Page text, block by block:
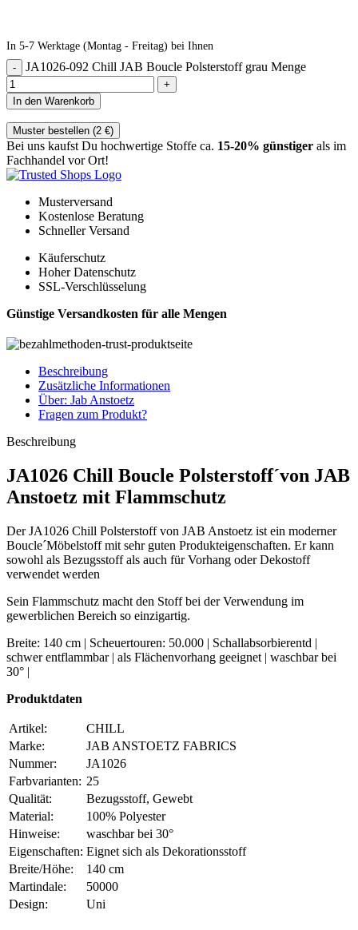
In 5-7 Werktage (Montag - Freitag) bei Ihnen
JA1026-092 Chill JAB Boucle Polsterstoff grau Menge
In den Warenkorb
Muster bestellen (2 €)
Bei uns kaufst Du hochwertige Stoffe ca. 15-20% günstiger als im
Fachhandel vor Ort!
Musterversand
Kostenlose Beratung
Schneller Versand
Käuferschutz
Hoher Datenschutz
SSL-Verschlüsselung
Günstige Versandkosten für alle Mengen
Beschreibung
Zusätzliche Informationen
Über: Jab Anstoetz
Fragen zum Produkt?
Beschreibung
JA1026 Chill Boucle Polsterstoff´von JAB
Anstoetz mit Flammschutz
Der JA1026 Chill Polsterstoff von JAB Anstoetz ist ein moderner
Boucle´Möbelstoff mit sehr guten Produkteigenschaften. Er kann
sowohl als Bezugsstoff als auch für Vorhang oder Dekostoff
verwendet werden
Sein Flammschutz macht den Stoff bei der Verwendung im
gewerblichen Bereich so einzigartig.
Breite: 140 cm | Scheuertouren: 50.000 | Schallabsorbierentd |
schwer entflammbar | als Flächenvorhang geeignet | waschbar bei
30° |
Produktdaten
Artikel:
CHILL
Marke:
JAB ANSTOETZ FABRICS
Nummer:
JA1026
Farbvarianten: 25
Qualität:
Bezugsstoff, Gewebt
Material:
100% Polyester
Hinweise:
waschbar bei 30°
Eigenschaften: Eignet sich als Dekorationsstoff
Breite/Höhe:
140 cm
Martindale:
50000
Design:
Uni